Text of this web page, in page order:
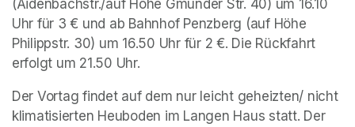
(Aidenbachstr./auf Höhe Gmunder Str. 40) um 16.10
Uhr für 3 € und ab Bahnhof Penzberg (auf Höhe
Philippstr. 30) um 16.50 Uhr für 2 €. Die Rückfahrt
erfolgt um 21.50 Uhr.
Der Vortag findet auf dem nur leicht geheizten/ nicht
klimatisierten Heuboden im Langen Haus statt. Der